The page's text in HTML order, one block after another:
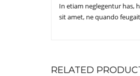
In etiam neglegentur has,
sit amet, ne quando
RELATED